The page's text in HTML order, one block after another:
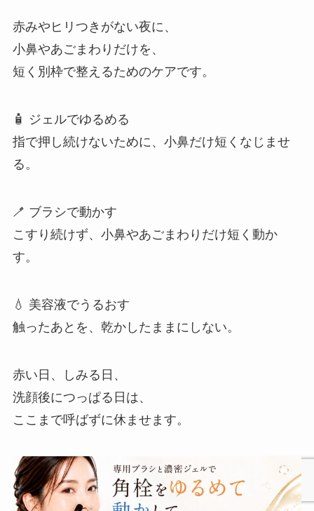
赤みやヒリつきがない夜に、
小鼻やあごまわりだけを、
短く別枠で整えるためのケアです。
🧴 ジェルでゆるめる
指で押し続けないために、小鼻だけ短くなじませ
る。
🪥 ブラシで動かす
こすり続けず、小鼻やあごまわりだけ短く動か
す。
💧 美容液でうるおす
触ったあとを、乾かしたままにしない。
赤い日、しみる日、
洗顔後につっぱる日は、
ここまで呼ばずに休ませます。